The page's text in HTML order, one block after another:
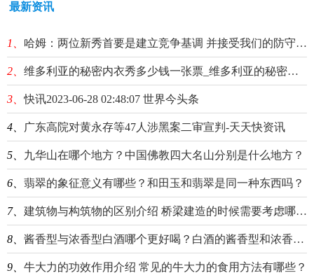
最新资讯
1、 哈姆：两位新秀首要是建立竞争基调 并接受我们的防守工作
2、 维多利亚的秘密内衣秀多少钱一张票_维多利亚的秘密内衣秀完整版 当前播报
3、 快讯2023-06-28 02:48:07 世界今头条
4、 广东高院对黄永存等47人涉黑案二审宣判-天天快资讯
5、 九华山在哪个地方？中国佛教四大名山分别是什么地方？
6、 翡翠的象征意义有哪些？和田玉和翡翠是同一种东西吗？
7、 建筑物与构筑物的区别介绍 桥梁建造的时候需要考虑哪些要点？
8、 酱香型与浓香型白酒哪个更好喝？白酒的酱香型和浓香型有什么区别？
9、 牛大力的功效作用介绍 常见的牛大力的食用方法有哪些？